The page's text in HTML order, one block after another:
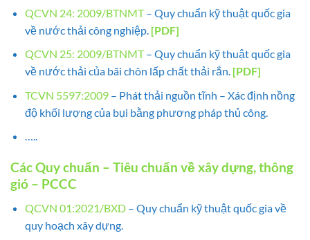
QCVN 24: 2009/BTNMT– Quy chuẩn kỹ thuật quốc gia
về nước thải công nghiệp. [PDF]
QCVN 25: 2009/BTNMT– Quy chuẩn kỹ thuật quốc gia
về nước thải của bãi chôn lấp chất thải rắn. [PDF]
TCVN 5597:2009– Phát thải nguồn tĩnh – Xác định nồng
độ khối lượng của bụi bằng phương pháp thủ công.
…..
Các Quy chuẩn – Tiêu chuẩn về xây dựng, thông
gió – PCCC
QCVN 01:2021/BXD– Quy chuẩn kỹ thuật quốc gia về
quy hoạch xây dựng.